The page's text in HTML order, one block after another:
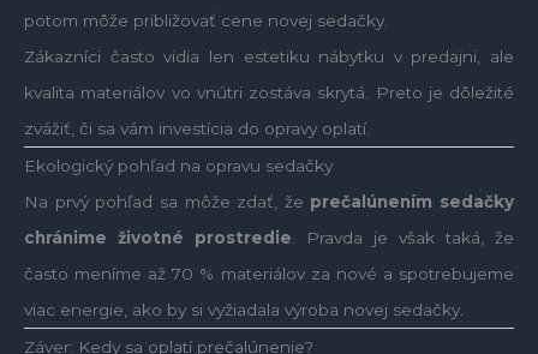
potom môže približovať cene novej sedačky.
Zákazníci často vidia len estetiku nábytku v predajni, ale
kvalita materiálov vo vnútri zostáva skrytá. Preto je dôležité
zvážiť, či sa vám investícia do opravy oplatí.
Ekologický pohľad na opravu sedačky
Na prvý pohľad sa môže zdať, že prečalúnením sedačky
chránime životné prostredie . Pravda je však taká, že
často meníme až 70 % materiálov za nové a spotrebujeme
viac energie, ako by si vyžiadala výroba novej sedačky.
Záver: Kedy sa oplatí prečalúnenie?